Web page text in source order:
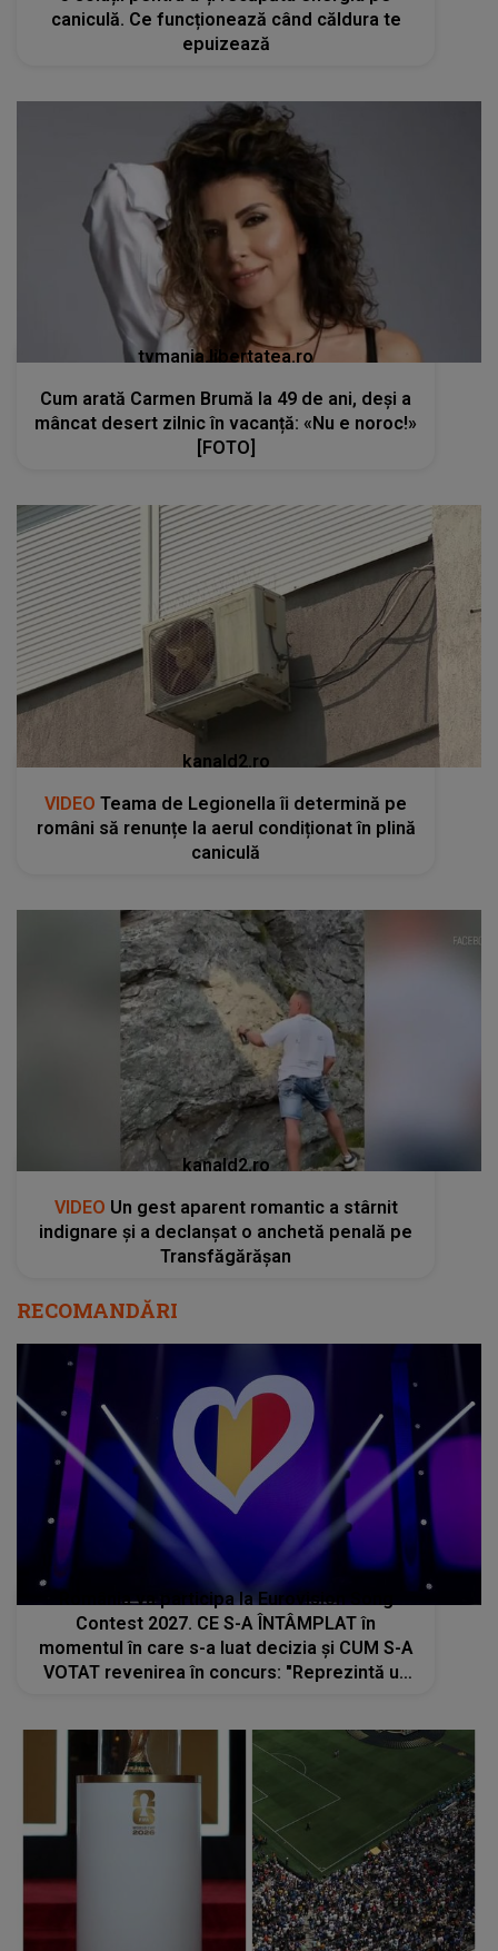
caniculă. Ce funcționează când căldura te
epuizează
tvmania.libertatea.ro
Cum arată Carmen Brumă la 49 de ani, deși a
mâncat desert zilnic în vacanță: «Nu e noroc!»
[FOTO]
kanald2.ro
VIDEO Teama de Legionella îi determină pe
români să renunțe la aerul condiționat în plină
caniculă
kanald2.ro
VIDEO Un gest aparent romantic a stârnit
indignare și a declanșat o anchetă penală pe
Transfăgărășan
RECOMANDĂRI
România va participa la Eurovision Song
Contest 2027. CE S-A ÎNTÂMPLAT în
momentul în care s-a luat decizia și CUM S-A
VOTAT revenirea în concurs: "Reprezintă un